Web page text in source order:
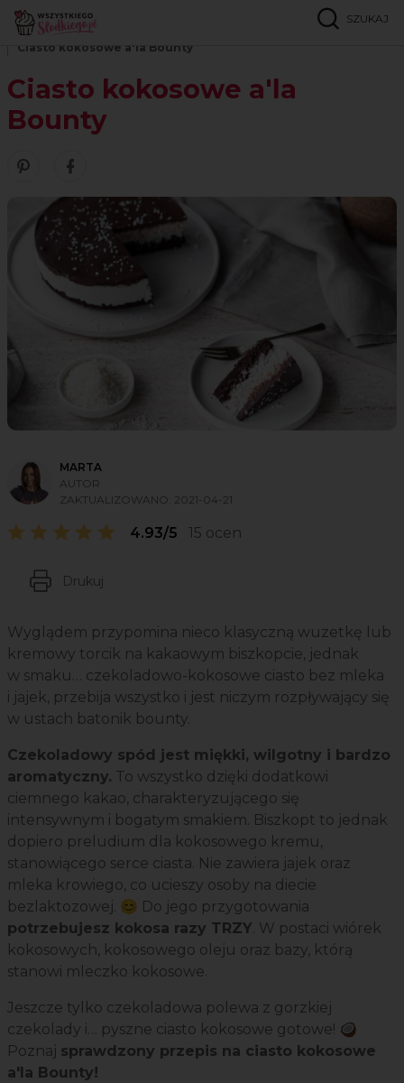
SZUKAJ
Strona główna
Ciasto kokosowe a'la Bounty
Ciasto kokosowe a'la
Bounty
Zobacz nasze piny w serwisie Pinterest
Udostępnij ten przepis w serwisie Facebook
MARTA
AUTOR
ZAKTUALIZOWANO: 2021-04-21
4.93/5 15 ocen
Drukuj
Wyglądem przypomina nieco klasyczną wuzetkę lub
kremowy torcik na kakaowym biszkopcie, jednak
w smaku… czekoladowo-kokosowe ciasto bez mleka
i jajek, przebija wszystko i jest niczym rozpływający się
w ustach batonik bounty.
Czekoladowy spód jest miękki, wilgotny i bardzo
aromatyczny. To wszystko dzięki dodatkowi
ciemnego kakao, charakteryzującego się
intensywnym i bogatym smakiem. Biszkopt to jednak
dopiero preludium dla kokosowego kremu,
stanowiącego serce ciasta. Nie zawiera jajek oraz
mleka krowiego, co ucieszy osoby na diecie
bezlaktozowej. 😊 Do jego przygotowania
potrzebujesz kokosa razy TRZY. W postaci wiórek
kokosowych, kokosowego oleju oraz bazy, którą
stanowi mleczko kokosowe.
Jeszcze tylko czekoladowa polewa z gorzkiej
czekolady i… pyszne ciasto kokosowe gotowe! 🥥
Poznaj sprawdzony przepis na ciasto kokosowe
a'la Bounty!